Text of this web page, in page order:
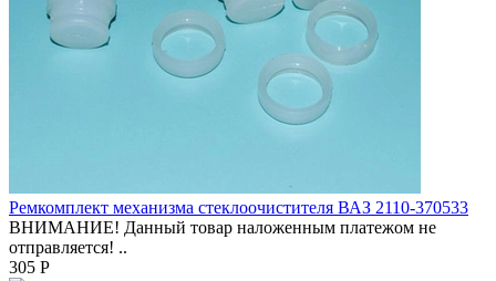
Ремкомплект механизма стеклоочистителя ВАЗ 2110-370533
ВНИМАНИЕ! Данный товар наложенным платежом не
отправляется! ..
305 Р